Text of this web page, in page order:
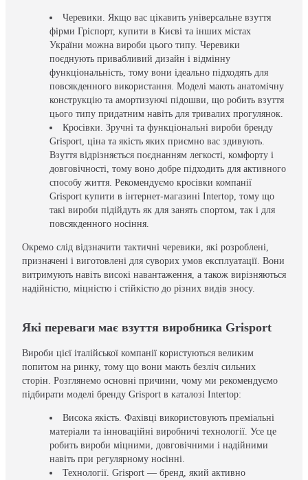
Черевики. Якщо вас цікавить універсальне взуття
фірми Гріспорт, купити в Києві та інших містах
України можна вироби цього типу. Черевики
поєднують привабливий дизайн і відмінну
функціональність, тому вони ідеально підходять для
повсякденного використання. Моделі мають анатомічну
конструкцію та амортизуючі підошви, що робить взуття
цього типу придатним навіть для тривалих прогулянок.
Кросівки. Зручні та функціональні вироби бренду
Grisport, ціна та якість яких приємно вас здивують.
Взуття відрізняється поєднанням легкості, комфорту і
довговічності, тому воно добре підходить для активного
способу життя. Рекомендуємо кросівки компанії
Grisport купити в інтернет-магазині Intertop, тому що
такі вироби підійдуть як для занять спортом, так і для
повсякденного носіння.
Окремо слід відзначити тактичні черевики, які розроблені,
призначені і виготовлені для суворих умов експлуатації. Вони
витримують навіть високі навантаження, а також вирізняються
надійністю, міцністю і стійкістю до різних видів зносу.
Які переваги має взуття виробника Grisport
Вироби цієї італійської компанії користуються великим
попитом на ринку, тому що вони мають безліч сильних
сторін. Розглянемо основні причини, чому ми рекомендуємо
підбирати моделі бренду Grisport в каталозі Intertop:
Висока якість. Фахівці використовують преміальні
матеріали та інноваційні виробничі технології. Усе це
робить вироби міцними, довговічними і надійними
навіть при регулярному носінні.
Технології. Grisport — бренд, який активно